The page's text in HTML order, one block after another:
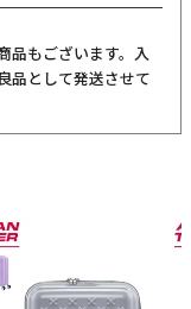
品もございます。入
品として発送させて